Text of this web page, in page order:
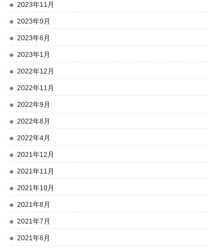
2023年11月
2023年9月
2023年6月
2023年1月
2022年12月
2022年11月
2022年9月
2022年8月
2022年4月
2021年12月
2021年11月
2021年10月
2021年8月
2021年7月
2021年6月